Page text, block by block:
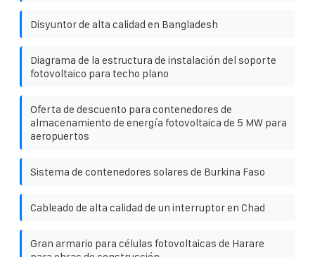
Disyuntor de alta calidad en Bangladesh
Diagrama de la estructura de instalación del soporte
fotovoltaico para techo plano
Oferta de descuento para contenedores de
almacenamiento de energía fotovoltaica de 5 MW para
aeropuertos
Sistema de contenedores solares de Burkina Faso
Cableado de alta calidad de un interruptor en Chad
Gran armario para células fotovoltaicas de Harare